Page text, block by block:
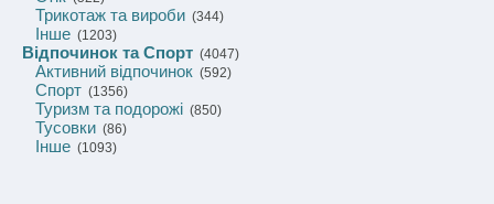
Трикотаж та вироби (344)
Інше (1203)
Відпочинок та Спорт (4047)
Активний відпочинок (592)
Спорт (1356)
Туризм та подорожі (850)
Тусовки (86)
Інше (1093)